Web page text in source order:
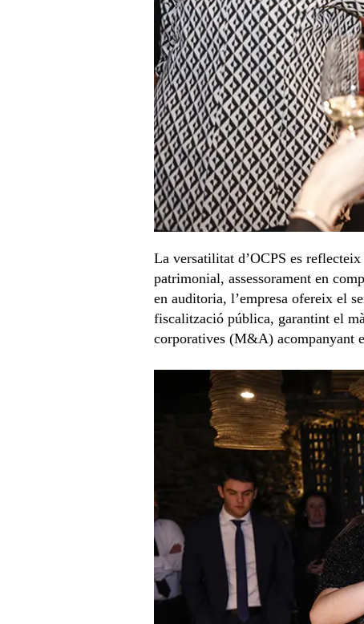
La versatilitat d’OCPS es
patrimonial, assessorament en
en auditoria, l’empresa ofereix el
fiscalització pública, garantint el
corporatives (M&A) acompanyant